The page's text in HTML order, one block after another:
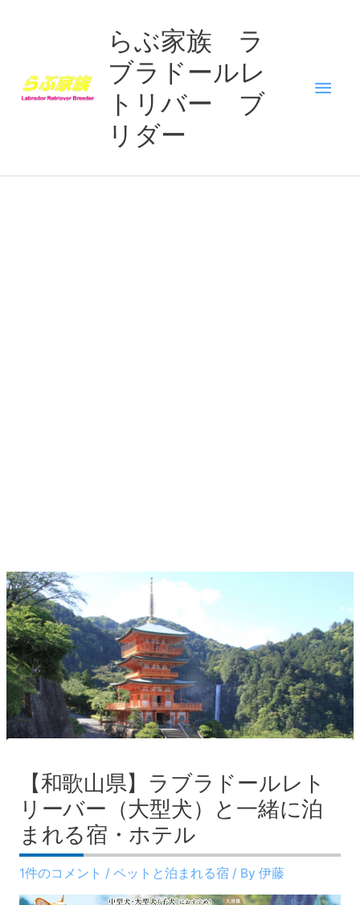
らぶ家族 ラ
ブラドールレ
トリバー ブ
リダー
【和歌山県】ラブラドールレト
リーバー（大型犬）と一緒に泊
まれる宿・ホテル
1件のコメント / ペットと泊まれる宿 / By 伊藤